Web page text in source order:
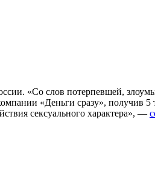
«Со слов потерпевшей,
«Деньги сразу», получив
сексуального характера», —